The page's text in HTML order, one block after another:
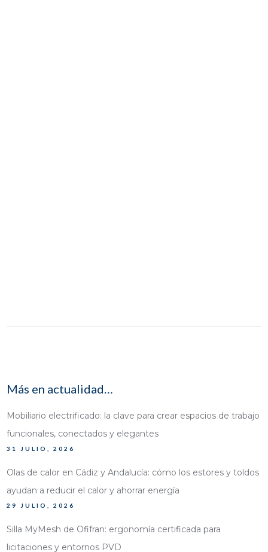
Más en actualidad…
Mobiliario electrificado: la clave para crear espacios de trabajo
funcionales, conectados y elegantes
31 JULIO, 2026
Olas de calor en Cádiz y Andalucía: cómo los estores y toldos
ayudan a reducir el calor y ahorrar energía
29 JULIO, 2026
Silla MyMesh de Ofifran: ergonomía certificada para
licitaciones y entornos PVD